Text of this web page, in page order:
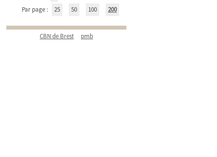
Par page :
25 50 100 200
CBN de Brest pmb